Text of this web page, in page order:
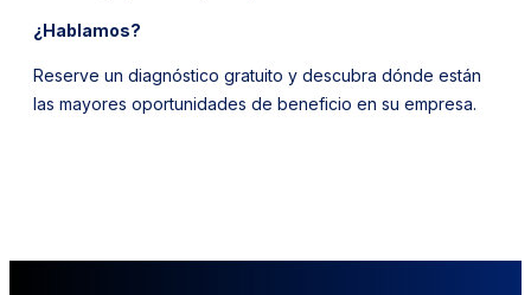
¿Hablamos?
Reserve un diagnóstico gratuito y descubra dónde están
las mayores oportunidades de beneficio en su empresa.